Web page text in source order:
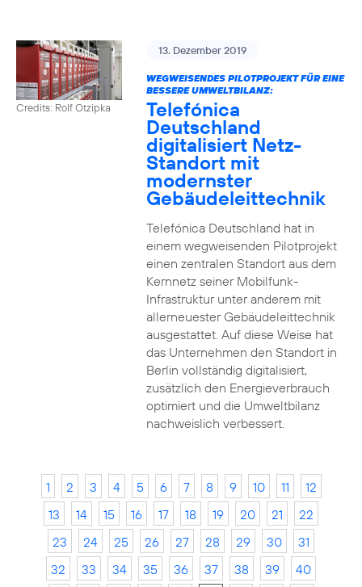
Credits: Rolf Otzipka
13. Dezember 2019
WEGWEISENDES PILOTPROJEKT FÜR EINE
BESSERE UMWELTBILANZ:
Telefónica
Deutschland
digitalisiert Netz-
Standort mit
modernster
Gebäudeleittechnik
Telefónica Deutschland hat in
einem wegweisenden Pilotprojekt
einen zentralen Standort aus dem
Kernnetz seiner Mobilfunk-
Infrastruktur unter anderem mit
allerneuester Gebäudeleittechnik
ausgestattet. Auf diese Weise hat
das Unternehmen den Standort in
Berlin vollständig digitalisiert,
zusätzlich den Energieverbrauch
optimiert und die Umweltbilanz
nachweislich verbessert.
1 2 3 4 5 6 7 8 9 10 11
12
13
14 15 16 17 18 19 20 21
22
23
24 25 26 27 28 29 30
31
32
33 34 35 36 37 38 39
40